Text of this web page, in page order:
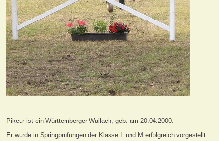
Pikeur ist ein Württemberger Wallach, geb. am 20.04.2000.
Er wurde in Springprüfungen der Klasse L und M erfolgreich vorgestellt.